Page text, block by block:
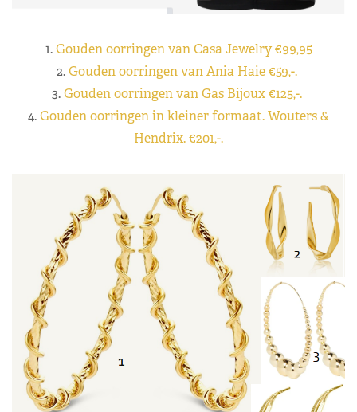
1.Gouden oorringen van Casa Jewelry €99,95
2.Gouden oorringen van Ania Haie €59,-.
3.Gouden oorringen van Gas Bijoux €125,-.
4.Gouden oorringen in kleiner formaat. Wouters &
Hendrix. €201,-.